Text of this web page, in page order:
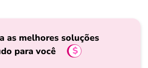
as melhores soluções
para você